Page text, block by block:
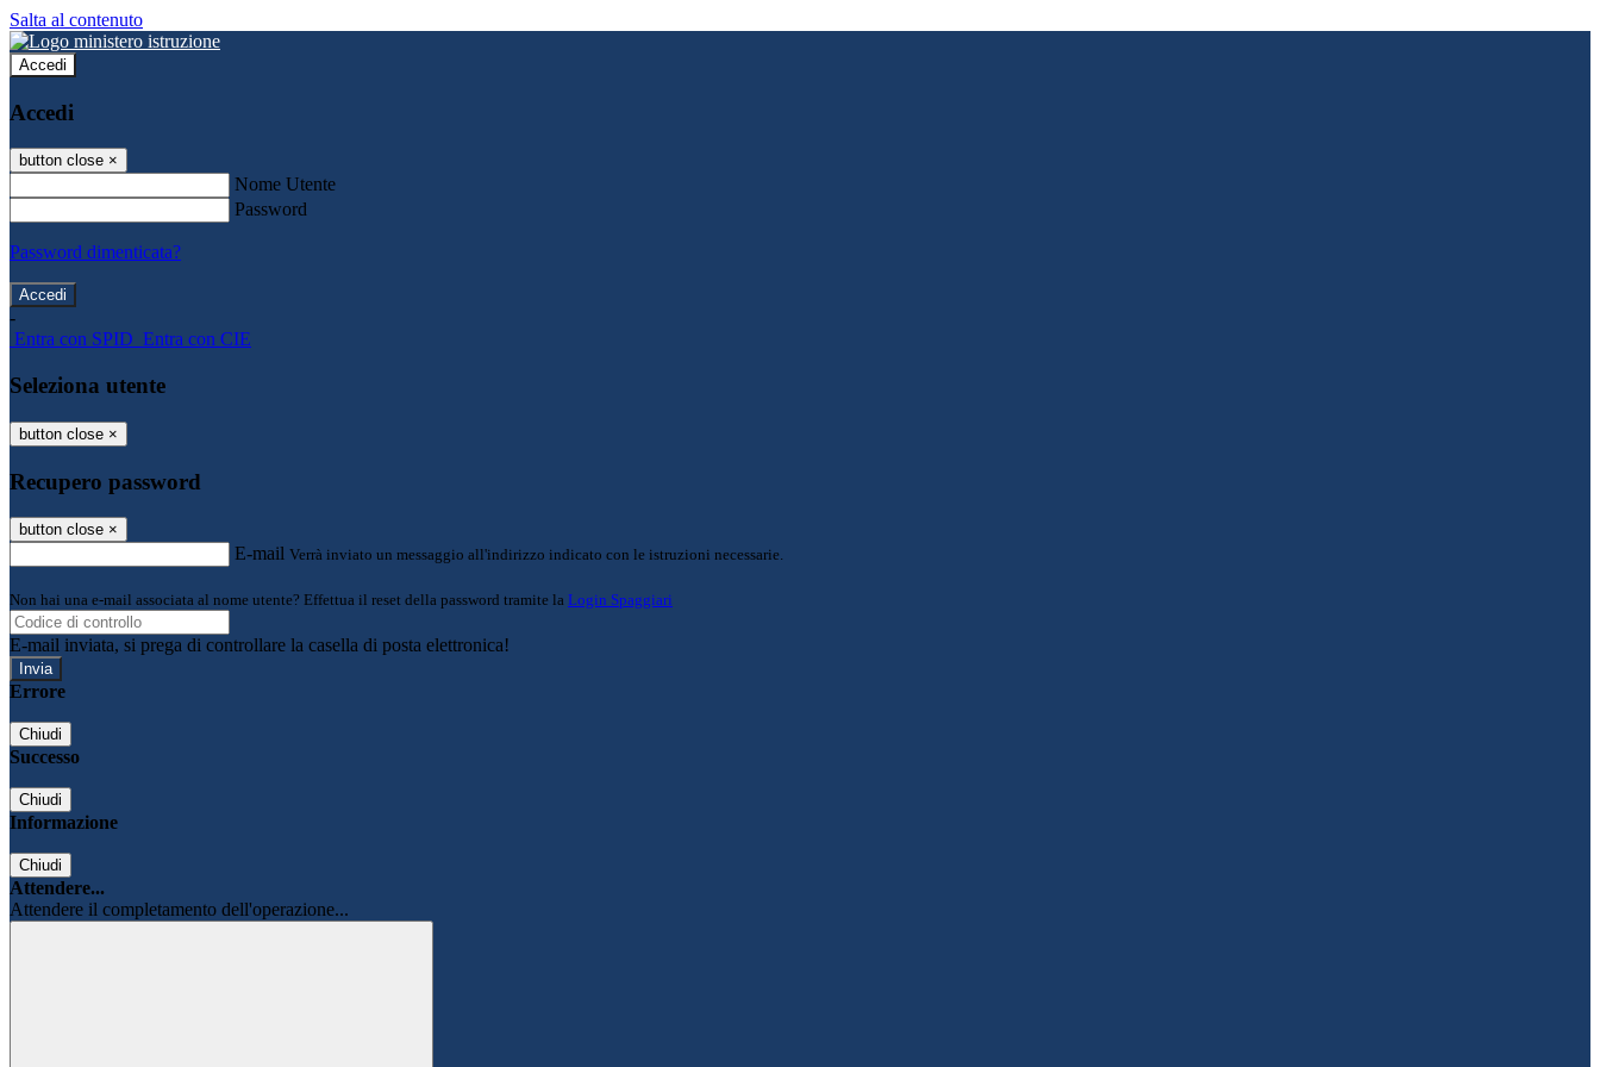
Salta al contenuto
Accedi
Accedi
button close ×
Nome Utente
Password
Password dimenticata?
-
Entra con SPID Entra con CIE
Seleziona utente
button close ×
Recupero password
button close ×
E-mail Verrà inviato un messaggio all'indirizzo indicato con le istruzioni necessarie.
Non hai una e-mail associata al nome utente? Effettua il reset della password tramite la Login Spaggiari
E-mail inviata, si prega di controllare la casella di posta elettronica!
Errore
Chiudi
Successo
Chiudi
Informazione
Chiudi
Attendere...
Attendere il completamento dell'operazione...